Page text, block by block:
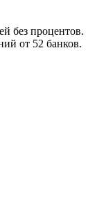
без процентов.
от 52 банков.